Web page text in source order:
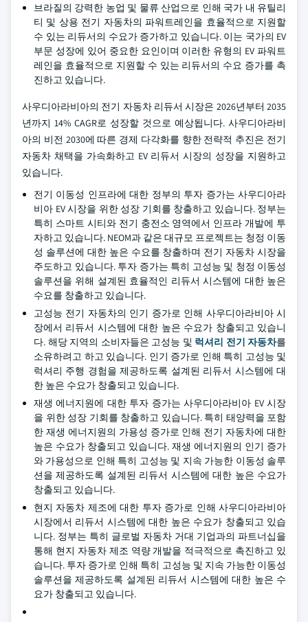
브라질의 강력한 농업 및 물류 산업으로 인해 국가 내 유틸리
티 및 상용 전기 자동차의 파워트레인을 효율적으로 지원할
수 있는 리듀서의 수요가 증가하고 있습니다. 이는 국가의 EV
부문 성장에 있어 중요한 요인이며 이러한 유형의 EV 파워트
레인을 효율적으로 지원할 수 있는 리듀서의 수요 증가를 촉
진하고 있습니다.
사우디아라비아의 전기 자동차 리듀서 시장은 2026년부터 2035
년까지 14% CAGR로 성장할 것으로 예상됩니다. 사우디아라비
아의 비전 2030에 따른 경제 다각화를 향한 전략적 추진은 전기
자동차 채택을 가속화하고 EV 리듀서 시장의 성장을 지원하고
있습니다.
전기 이동성 인프라에 대한 정부의 투자 증가는 사우디아라
비아 EV 시장을 위한 성장 기회를 창출하고 있습니다. 정부는
특히 스마트 시티와 전기 충전소 영역에서 인프라 개발에 투
자하고 있습니다. NEOM과 같은 대규모 프로젝트는 청정 이동
성 솔루션에 대한 높은 수요를 창출하며 전기 자동차 시장을
주도하고 있습니다. 투자 증가는 특히 고성능 및 청정 이동성
솔루션을 위해 설계된 효율적인 리듀서 시스템에 대한 높은
수요를 창출하고 있습니다.
고성능 전기 자동차의 인기 증가로 인해 사우디아라비아 시
장에서 리듀서 시스템에 대한 높은 수요가 창출되고 있습니
다. 해당 지역의 소비자들은 고성능 및 럭셔리 전기 자동차를
소유하려고 하고 있습니다. 인기 증가로 인해 특히 고성능 및
럭셔리 주행 경험을 제공하도록 설계된 리듀서 시스템에 대
한 높은 수요가 창출되고 있습니다.
재생 에너지원에 대한 투자 증가는 사우디아라비아 EV 시장
을 위한 성장 기회를 창출하고 있습니다. 특히 태양력을 포함
한 재생 에너지원의 가용성 증가로 인해 전기 자동차에 대한
높은 수요가 창출되고 있습니다. 재생 에너지원의 인기 증가
와 가용성으로 인해 특히 고성능 및 지속 가능한 이동성 솔루
션을 제공하도록 설계된 리듀서 시스템에 대한 높은 수요가
창출되고 있습니다.
현지 자동차 제조에 대한 투자 증가로 인해 사우디아라비아
시장에서 리듀서 시스템에 대한 높은 수요가 창출되고 있습
니다. 정부는 특히 글로벌 자동차 거대 기업과의 파트너십을
통해 현지 자동차 제조 역량 개발을 적극적으로 촉진하고 있
습니다. 투자 증가로 인해 특히 고성능 및 지속 가능한 이동성
솔루션을 제공하도록 설계된 리듀서 시스템에 대한 높은 수
요가 창출되고 있습니다.